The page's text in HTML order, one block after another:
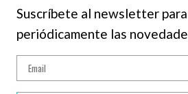
Suscríbete al newsletter
periódicamente las